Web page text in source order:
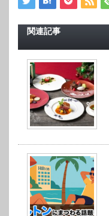
関連記事